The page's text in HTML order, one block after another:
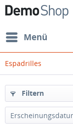
Menü
Espadrilles
Filtern